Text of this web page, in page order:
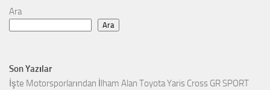
Ara
Ara
Son Yazılar
İşte Motorsporlarından İlham Alan Toyota Yaris Cross GR SPORT